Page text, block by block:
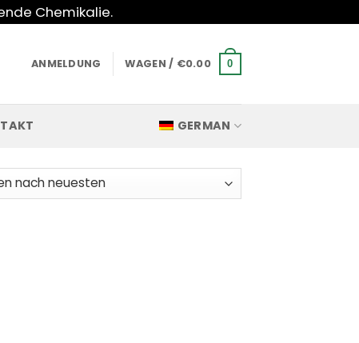
Chemikalie.
ANMELDUNG WAGEN / €0.00 0
GERMAN